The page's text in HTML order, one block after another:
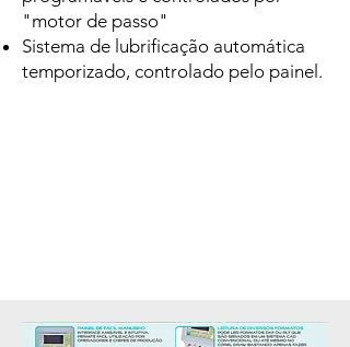
"motor de passo"
Sistema de lubrificação automática
temporizado, controlado pelo painel .